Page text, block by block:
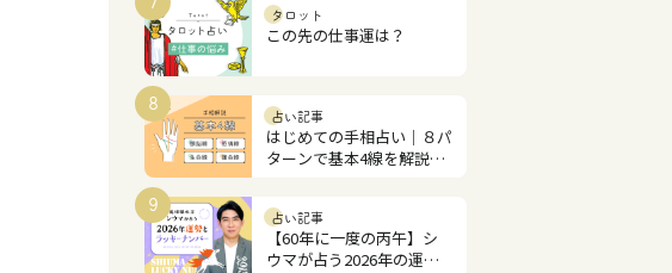
タロット
この先の仕事運は？
8
占い記事
はじめての手相占い｜８パ
ターンで基本4線を解説！
9
占い記事
【60年に一度の丙午】シ
ウマが占う2026年の運勢